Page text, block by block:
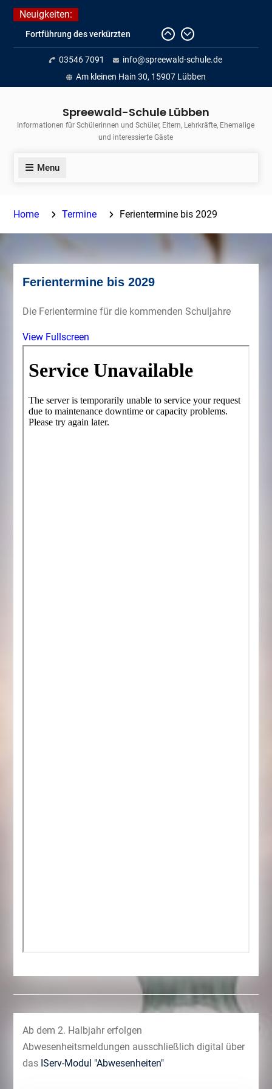
Skip
content
Neuigkeiten:
Fortführung des verkürzten
Unterrichts aufgrund der hohen
Temperaturen (22.06. bis
voraussichtlich zum 26.06.2026)
Journalismus hautnah
Insellauf 2026
03546 7091
info@spreewald-schule.de
Am kleinen Hain 30, 15907 Lübben
Spreewald-Schule Lübben
Informationen für Schülerinnen und Schüler, Eltern, Lehrkräfte, Ehemalige
und interessierte Gäste
Menu
Home Termine Ferientermine bis 2029
Ferientermine bis 2029
Die Ferientermine für die kommenden Schuljahre
View Fullscreen
PDF-
springen
Ab dem 2. Halbjahr erfolgen
Abwesenheitsmeldungen ausschließlich digital über
das IServ-Modul "Abwesenheiten"